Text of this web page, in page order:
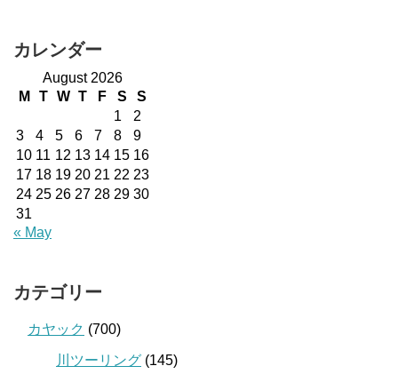
カレンダー
August 2026
M
T W T F S
S
1
2
3
4 5 6 7 8
9
10 11 12 13 14 15 16
17 18 19 20 21 22 23
24 25 26 27 28 29 30
31
« May
カテゴリー
カヤック (700)
川ツーリング (145)